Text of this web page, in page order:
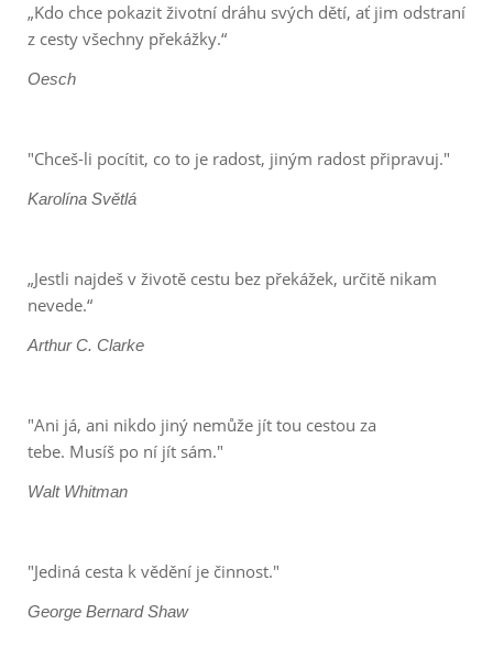
„Kdo chce pokazit životní dráhu svých dětí, ať jim odstraní
z cesty všechny překážky.“
Oesch
"Chceš-li pocítit, co to je radost, jiným radost připravuj."
Karolína Světlá
„Jestli najdeš v životě cestu bez překážek, určitě nikam
nevede.“
Arthur C. Clarke
"Ani já, ani nikdo jiný nemůže jít tou cestou za
tebe. Musíš po ní jít sám."
Walt Whitman
"Jediná cesta k vědění je činnost."
George Bernard Shaw